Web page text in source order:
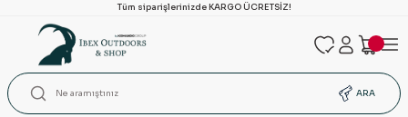
Tüm siparişlerinizde KARGO ÜCRETSİZ!
ARA